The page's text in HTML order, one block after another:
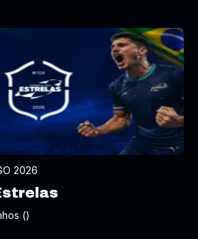
2026
()